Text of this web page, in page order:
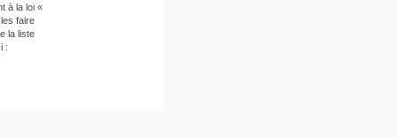
à la loi «
faire
la liste
: